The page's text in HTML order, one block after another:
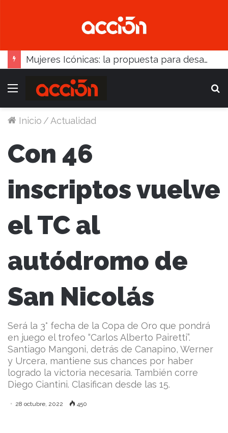
Mujeres Icónicas: la propuesta para desarrollo empresarial femenino que llega a Balcarce
Menú
Inicio /Actualidad
Con 46
inscriptos vuelve
el TC al
autódromo de
San Nicolás
Será la 3° fecha de la Copa de Oro que pondrá
en juego el trofeo “Carlos Alberto Pairetti”.
Santiago Mangoni, detrás de Canapino, Werner
y Urcera, mantiene sus chances por haber
logrado la victoria necesaria. También corre
Diego Ciantini. Clasifican desde las 15.
28 octubre, 2022 450